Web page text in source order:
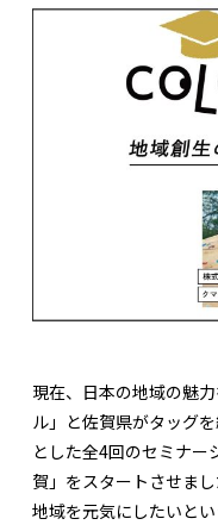
現在、日本の地域の魅
ル」と佐賀県がタッグ
とした全4回のセミナ
賀」をスタートさせまし
地域を元気にしたいと